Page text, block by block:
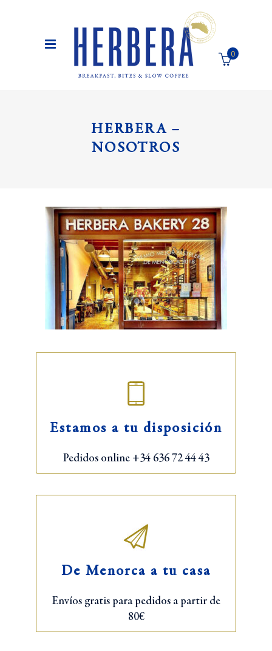
0
HERBERA –
NOSOTROS
Estamos a tu disposición
Pedidos online +34 636 72 44 43
De Menorca a tu casa
Envíos gratis para pedidos a partir de
80€